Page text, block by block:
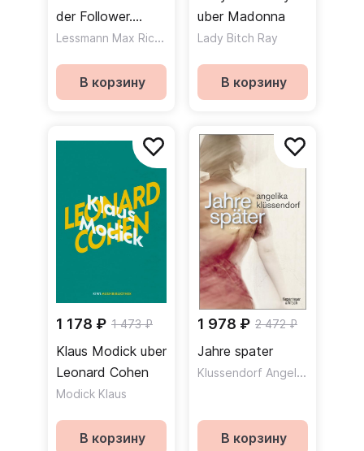
der Follower.
Gedichte
Lessmann Max Richard
В корзину
uber Madonna
Lady Bitch Ray
В корзину
1 178 ₽ 1 473 ₽
Klaus Modick uber
Leonard Cohen
Modick Klaus
В корзину
1 978 ₽ 2 472 ₽
Jahre spater
Klussendorf Angelika
В корзину